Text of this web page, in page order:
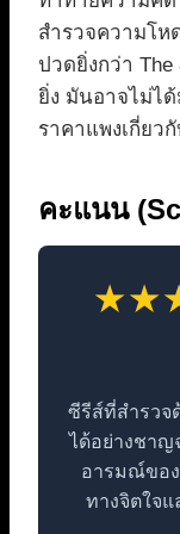
สำรวจความโห
ปวดยิ่งกว่า
ยิ่ง มันอาจไม่ไ
ราคาแพงเกี่ยว
คะแนน
ซีรีส์ที่สำรวจ
ได้อย่างชาญ
อารมณ์ของ
ทางจิตใจ